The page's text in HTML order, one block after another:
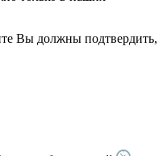
Вы должны подтвердить,